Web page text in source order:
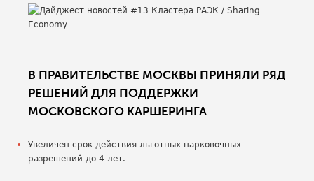
В ПРАВИТЕЛЬСТВЕ МОСКВЫ ПРИНЯЛИ РЯД
РЕШЕНИЙ ДЛЯ ПОДДЕРЖКИ
МОСКОВСКОГО КАРШЕРИНГА
Увеличен срок действия льготных парковочных
разрешений до 4 лет.